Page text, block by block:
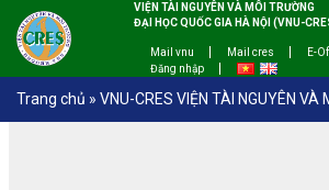
VIỆN TÀI NGUYÊN VÀ MÔI TRƯỜNG
ĐẠI HỌC QUỐC GIA HÀ NỘI (VNU-
Mail vnu Mail cres E-
Đăng nhập
Trang chủ » VNU-CRES VIỆN TÀI NGUYÊN VÀ